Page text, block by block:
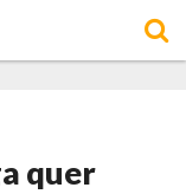
quer